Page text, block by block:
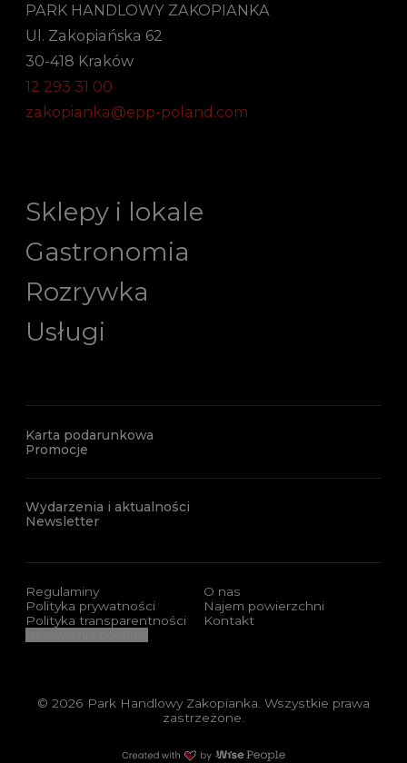
PARK HANDLOWY ZAKOPIANKA
Ul. Zakopiańska 62
30-418 Kraków
12 293 31 00
zakopianka@epp-poland.com
Sklepy i lokale
Gastronomia
Rozrywka
Usługi
Karta podarunkowa
Promocje
Wydarzenia i aktualności
Newsletter
Regulaminy
Polityka prywatności
Polityka transparentności
O nas
Najem powierzchni
Kontakt
© 2026 Park Handlowy Zakopianka. Wszystkie prawa
zastrzeżone.